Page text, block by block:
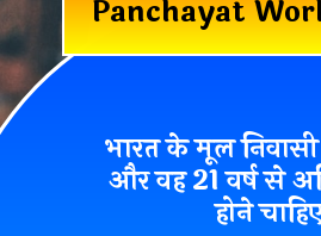
Panchayat
भारत के मूल निवासी
और वह 21 वर्ष से
होने